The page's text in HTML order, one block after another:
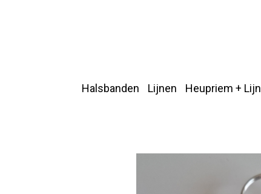
Halsbanden Lijnen Heupriem + Lijn